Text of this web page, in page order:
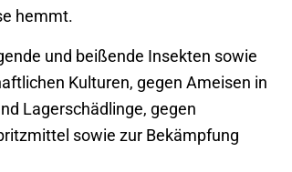
hemmt.
und beißende Insekten sowie
Kulturen, gegen Ameisen in
Lagerschädlinge, gegen
sowie zur Bekämpfung